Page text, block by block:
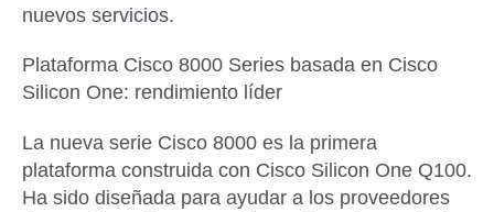
nuevos servicios.
Plataforma Cisco 8000 Series basada en Cisco
Silicon One: rendimiento líder
La nueva serie Cisco 8000 es la primera
plataforma construida con Cisco Silicon One Q100.
Ha sido diseñada para ayudar a los proveedores